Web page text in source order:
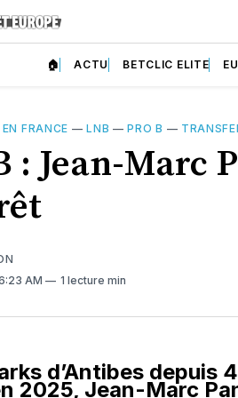
🏠 ACTU BETCLIC ELITE
EN FRANCE —LNB —PRO B —
: Jean-Marc
AM 1 lecture min
d’Antibes depuis
2025, Jean-Marc